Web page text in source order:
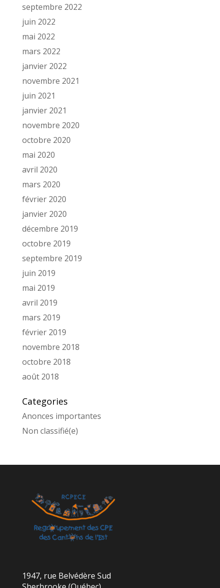
septembre 2022
juin 2022
mai 2022
mars 2022
janvier 2022
novembre 2021
juin 2021
janvier 2021
novembre 2020
octobre 2020
mai 2020
avril 2020
mars 2020
février 2020
janvier 2020
décembre 2019
octobre 2019
septembre 2019
juin 2019
mai 2019
avril 2019
mars 2019
février 2019
novembre 2018
octobre 2018
août 2018
Categories
Anonces importantes
Non classifié(e)
1947, rue Belvédère Sud